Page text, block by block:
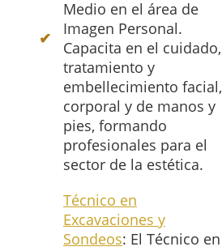
Medio en el área de
Imagen Personal.
Capacita en el cuidado,
tratamiento y
embellecimiento facial,
corporal y de manos y
pies, formando
profesionales para el
sector de la estética.
Técnico en
Excavaciones y
Sondeos: El Técnico en